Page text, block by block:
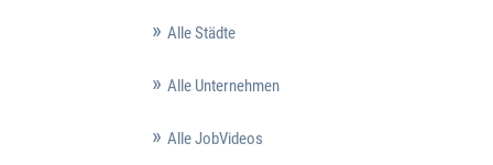
Alle Städte
Alle Unternehmen
Alle JobVideos